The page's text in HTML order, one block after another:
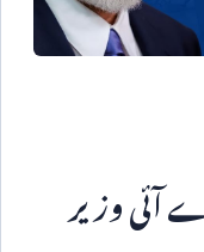
آئی وزیر